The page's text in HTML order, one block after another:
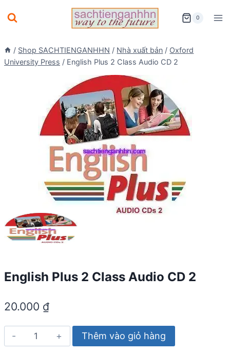
to
0
/ Shop SACHTIENGANHHN / Nhà xuất bản / Oxford
University Press / English Plus 2 Class Audio CD 2
English Plus 2 Class Audio CD 2
20.000 ₫
English
Plus
Thêm vào giỏ hàng